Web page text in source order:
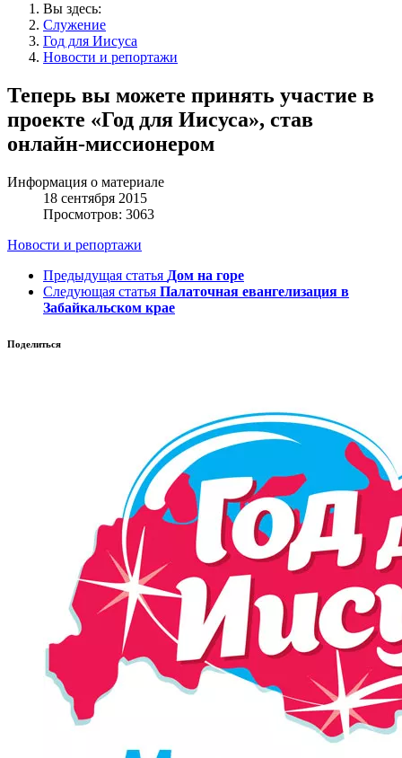
Вы здесь:
Служение
Год для Иисуса
Новости и репортажи
Теперь вы можете принять участие в
проекте «Год для Иисуса», став
онлайн-миссионером
Информация о материале
18 сентября 2015
Просмотров: 3063
Новости и репортажи
Предыдущая статья Дом на горе
Следующая статья Палаточная евангелизация в
Забайкальском крае
Поделиться